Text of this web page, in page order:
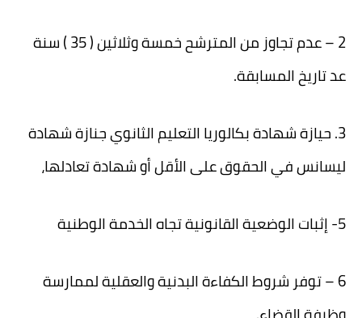
2 – عدم تجاوز من المترشح خمسة وثلاثين ( 35 ) سنة
عد تاريخ المسابقة.
3. حيازة شهادة بكالوريا التعليم الثانوي جنازة شهادة
ليسانس في الحقوق على الأقل أو شهادة تعادلها،
5- إثبات الوضعية القانونية تجاه الخدمة الوطنية
6 – توفر شروط الكفاءة البدنية والعقلية لممارسة